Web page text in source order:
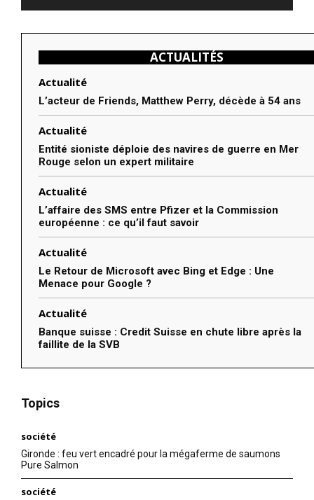
ACTUALITÉS
Actualité
L’acteur de Friends, Matthew Perry, décède à 54 ans
Actualité
Entité sioniste déploie des navires de guerre en Mer
Rouge selon un expert militaire
Actualité
L’affaire des SMS entre Pfizer et la Commission
européenne : ce qu’il faut savoir
Actualité
Le Retour de Microsoft avec Bing et Edge : Une
Menace pour Google ?
Actualité
Banque suisse : Credit Suisse en chute libre après la
faillite de la SVB
Topics
société
Gironde : feu vert encadré pour la mégaferme de saumons
Pure Salmon
société